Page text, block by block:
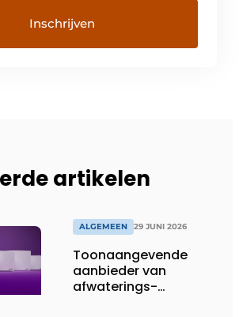
artikelen
ALGEMEEN 29 JUNI 2026
Toonaangevende
aanbieder van
afwaterings-